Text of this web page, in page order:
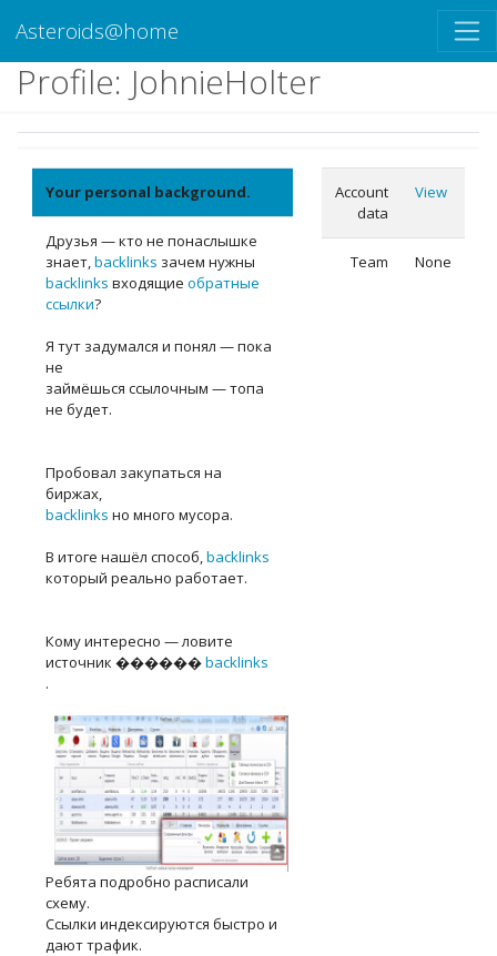
Asteroids@home
Profile: JohnieHolter
Your personal background.
Друзья — кто не понаслышке
знает,backlinks зачем нужны
backlinks входящие обратные
ссылки?
Я тут задумался и понял — пока
не
займёшься ссылочным — топа
не будет.
Пробовал закупаться на
биржах,
backlinks но много мусора.
В итоге нашёл способ,backlinks
который реально работает.
Кому интересно — ловите
источник ������backlinks
.
Ребята подробно расписали
схему.
Ссылки индексируются быстро и
дают трафик.
Account
data
View
Team None